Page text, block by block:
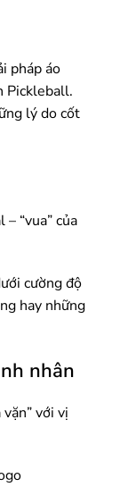
pháp áo
Pickleball.
lý do cốt
“vua” của
cường độ
hay những
nhân
với vị